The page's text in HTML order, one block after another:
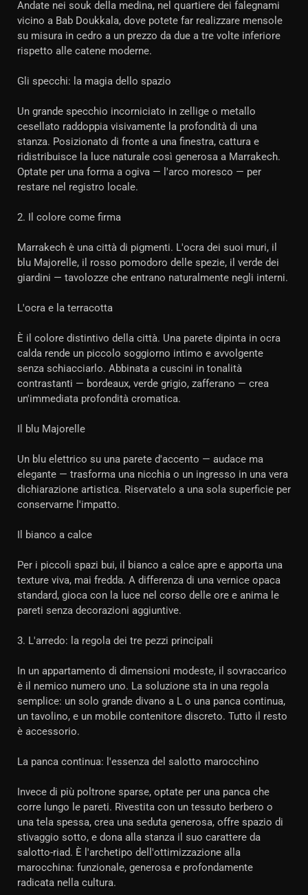
Andate nei souk della medina, nel quartiere dei falegnami
vicino a Bab Doukkala, dove potete far realizzare mensole
su misura in cedro a un prezzo da due a tre volte inferiore
rispetto alle catene moderne.
Gli specchi: la magia dello spazio
Un grande specchio incorniciato in zellige o metallo
cesellato raddoppia visivamente la profondità di una
stanza. Posizionato di fronte a una finestra, cattura e
ridistribuisce la luce naturale così generosa a Marrakech.
Optate per una forma a ogiva — l'arco moresco — per
restare nel registro locale.
2. Il colore come firma
Marrakech è una città di pigmenti. L'ocra dei suoi muri, il
blu Majorelle, il rosso pomodoro delle spezie, il verde dei
giardini — tavolozze che entrano naturalmente negli interni.
L'ocra e la terracotta
È il colore distintivo della città. Una parete dipinta in ocra
calda rende un piccolo soggiorno intimo e avvolgente
senza schiacciarlo. Abbinata a cuscini in tonalità
contrastanti — bordeaux, verde grigio, zafferano — crea
un'immediata profondità cromatica.
Il blu Majorelle
Un blu elettrico su una parete d'accento — audace ma
elegante — trasforma una nicchia o un ingresso in una vera
dichiarazione artistica. Riservatelo a una sola superficie per
conservarne l'impatto.
Il bianco a calce
Per i piccoli spazi bui, il bianco a calce apre e apporta una
texture viva, mai fredda. A differenza di una vernice opaca
standard, gioca con la luce nel corso delle ore e anima le
pareti senza decorazioni aggiuntive.
3. L'arredo: la regola dei tre pezzi principali
In un appartamento di dimensioni modeste, il sovraccarico
è il nemico numero uno. La soluzione sta in una regola
semplice: un solo grande divano a L o una panca continua,
un tavolino, e un mobile contenitore discreto. Tutto il resto
è accessorio.
La panca continua: l'essenza del salotto marocchino
Invece di più poltrone sparse, optate per una panca che
corre lungo le pareti. Rivestita con un tessuto berbero o
una tela spessa, crea una seduta generosa, offre spazio di
stivaggio sotto, e dona alla stanza il suo carattere da
salotto-riad. È l'archetipo dell'ottimizzazione alla
marocchina: funzionale, generosa e profondamente
radicata nella cultura.